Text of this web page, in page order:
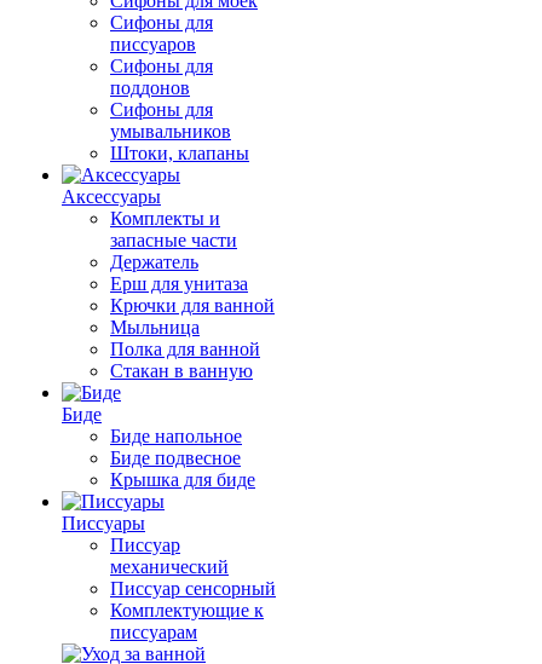
Сифоны для
писсуаров
Сифоны для
поддонов
Сифоны для
умывальников
Штоки, клапаны
Аксессуары
Комплекты и
запасные части
Держатель
Ерш для унитаза
Крючки для ванной
Мыльница
Полка для ванной
Стакан в ванную
Биде
Биде напольное
Биде подвесное
Крышка для биде
Писсуары
Писсуар
механический
Писсуар сенсорный
Комплектующие к
писсуарам